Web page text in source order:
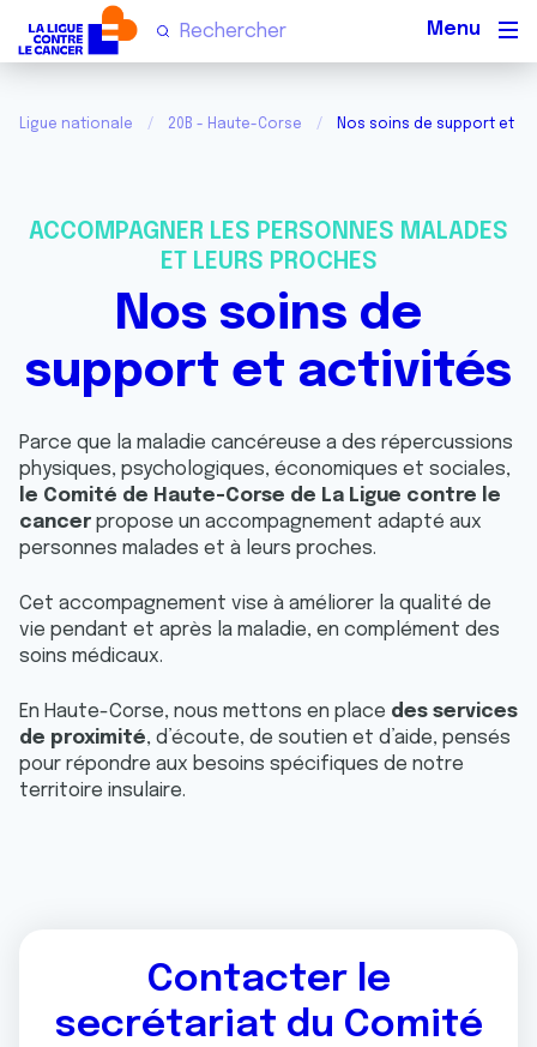
Ligue nationale 20B - Haute-Corse Nos soins de support et
ACCOMPAGNER LES PERSONNES MALADES
ET LEURS PROCHES
Nos soins de
support et activités
Parce que la maladie cancéreuse a des répercussions
physiques, psychologiques, économiques et sociales,
le Comité de Haute-Corse de La Ligue contre le
cancer propose un accompagnement adapté aux
personnes malades et à leurs proches.
Cet accompagnement vise à améliorer la qualité de
vie pendant et après la maladie, en complément des
soins médicaux.
En Haute-Corse, nous mettons en place des services
de proximité, d’écoute, de soutien et d’aide, pensés
pour répondre aux besoins spécifiques de notre
territoire insulaire.
Contacter le
secrétariat du Comité